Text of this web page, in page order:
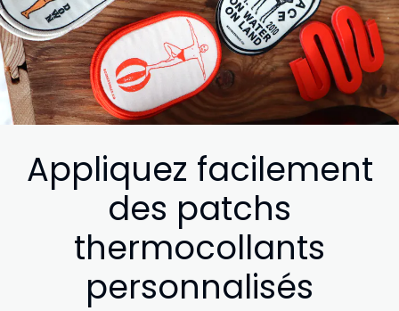
Appliquez facilement
des patchs
thermocollants
personnalisés